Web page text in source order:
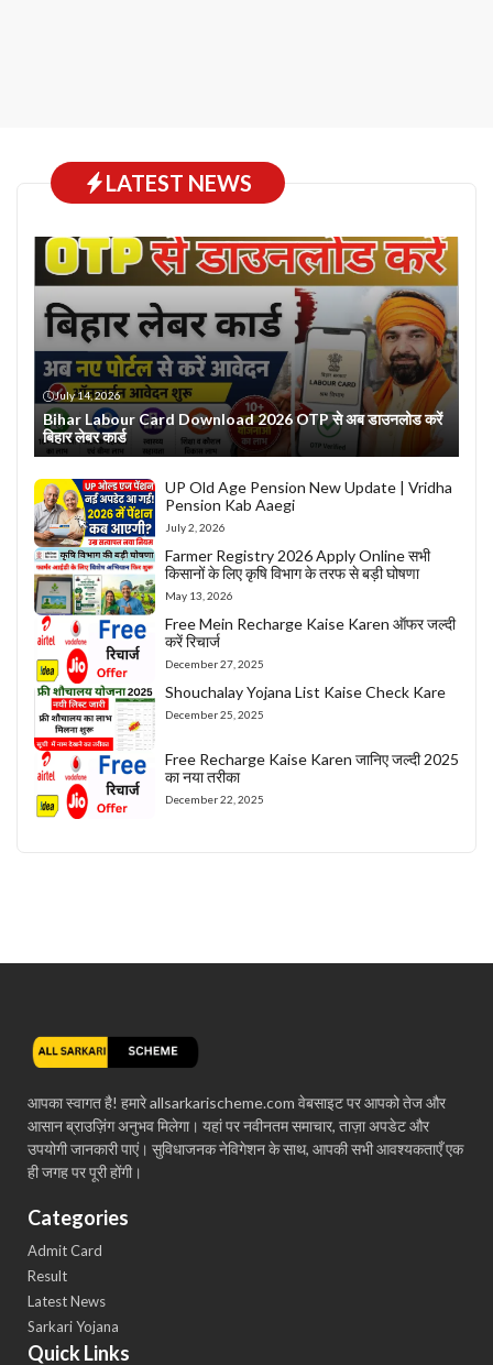
LATEST NEWS
July 14, 2026
Bihar Labour Card Download 2026 OTP से अब डाउनलोड करें
बिहार लेबर कार्ड
UP Old Age Pension New Update | Vridha
Pension Kab Aaegi
July 2, 2026
Farmer Registry 2026 Apply Online सभी
किसानों के लिए कृषि विभाग के तरफ से बड़ी घोषणा
May 13, 2026
Free Mein Recharge Kaise Karen ऑफर जल्दी
करें रिचार्ज
December 27, 2025
Shouchalay Yojana List Kaise Check Kare
December 25, 2025
Free Recharge Kaise Karen जानिए जल्दी 2025
का नया तरीका
December 22, 2025
आपका स्वागत है! हमारे allsarkarischeme.com वेबसाइट पर आपको तेज और
आसान ब्राउज़िंग अनुभव मिलेगा। यहां पर नवीनतम समाचार, ताज़ा अपडेट और
उपयोगी जानकारी पाएं। सुविधाजनक नेविगेशन के साथ, आपकी सभी आवश्यकताएँ एक
ही जगह पर पूरी होंगी।
Categories
Admit Card
Result
Latest News
Sarkari Yojana
Quick Links